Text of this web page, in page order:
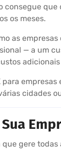
os meses.
as
— a um
cidades
gere